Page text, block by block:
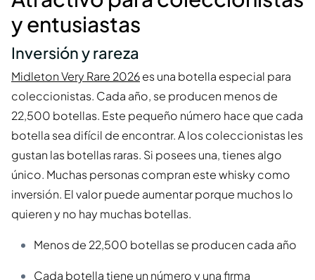
y entusiastas
Inversión y rareza
Midleton Very Rare 2026es una botella especial para
coleccionistas. Cada año, se producen menos de
22,500 botellas. Este pequeño número hace que cada
botella sea difícil de encontrar. A los coleccionistas les
gustan las botellas raras. Si posees una, tienes algo
único. Muchas personas compran este whisky como
inversión. El valor puede aumentar porque muchos lo
quieren y no hay muchas botellas.
Menos de 22,500 botellas se producen cada año
Cada botella tiene un número y una firma